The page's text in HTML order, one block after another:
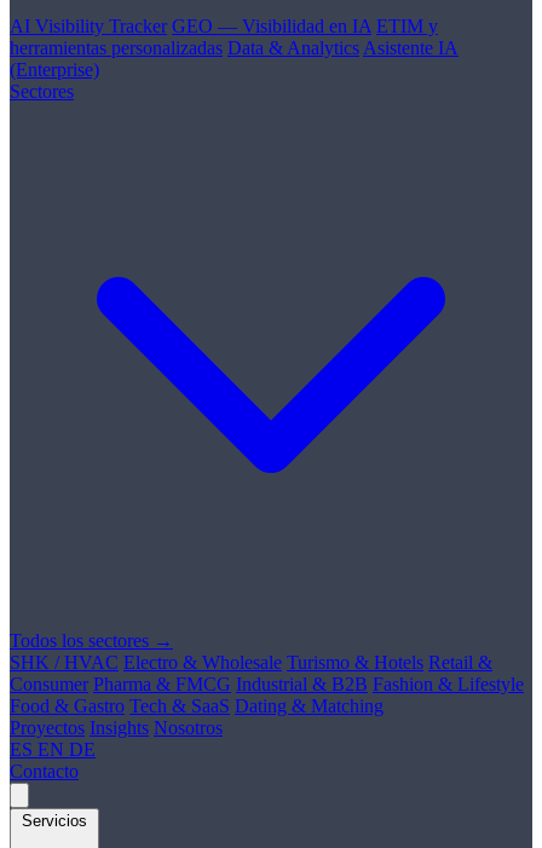
AI Visibility Tracker GEO — Visibilidad en IA ETIM y
herramientas personalizadas Data & Analytics Asistente IA
(Enterprise)
Sectores
Todos los sectores →
SHK / HVAC Electro & Wholesale Turismo & Hotels Retail &
Consumer Pharma & FMCG Industrial & B2B Fashion & Lifestyle
Food & Gastro Tech & SaaS Dating & Matching
Proyectos Insights Nosotros
ES EN DE
Contacto
Servicios